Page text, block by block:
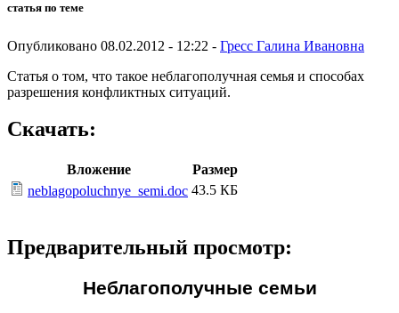
статья по теме
Опубликовано 08.02.2012 - 12:22 - Гресс Галина Ивановна
Статья о том, что такое неблагополучная семья и способах
разрешения конфликтных ситуаций.
Скачать:
Вложение
Размер
neblagopoluchnye_semi.doc 43.5 КБ
Предварительный просмотр:
Неблагополучные семьи